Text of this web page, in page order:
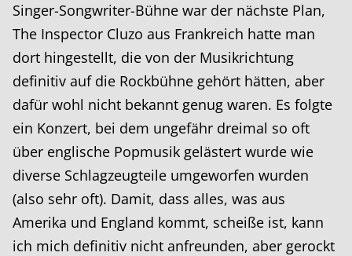
Singer-Songwriter-Bühne war der nächste Plan,
The Inspector Cluzo aus Frankreich hatte man
dort hingestellt, die von der Musikrichtung
definitiv auf die Rockbühne gehört hätten, aber
dafür wohl nicht bekannt genug waren. Es folgte
ein Konzert, bei dem ungefähr dreimal so oft
über englische Popmusik gelästert wurde wie
diverse Schlagzeugteile umgeworfen wurden
(also sehr oft). Damit, dass alles, was aus
Amerika und England kommt, scheiße ist, kann
ich mich definitiv nicht anfreunden, aber gerockt